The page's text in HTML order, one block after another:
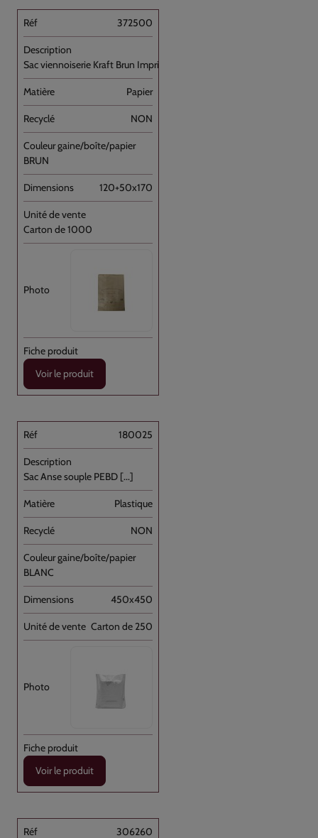
372500
Sac viennoiserie Kraft Brun Imprimé [...]
Papier
NON
BRUN
120+50x170
Carton de 1000
Voir le produit
180025
Sac Anse souple PEBD [...]
Plastique
NON
BLANC
450x450
Carton de 250
Voir le produit
306260